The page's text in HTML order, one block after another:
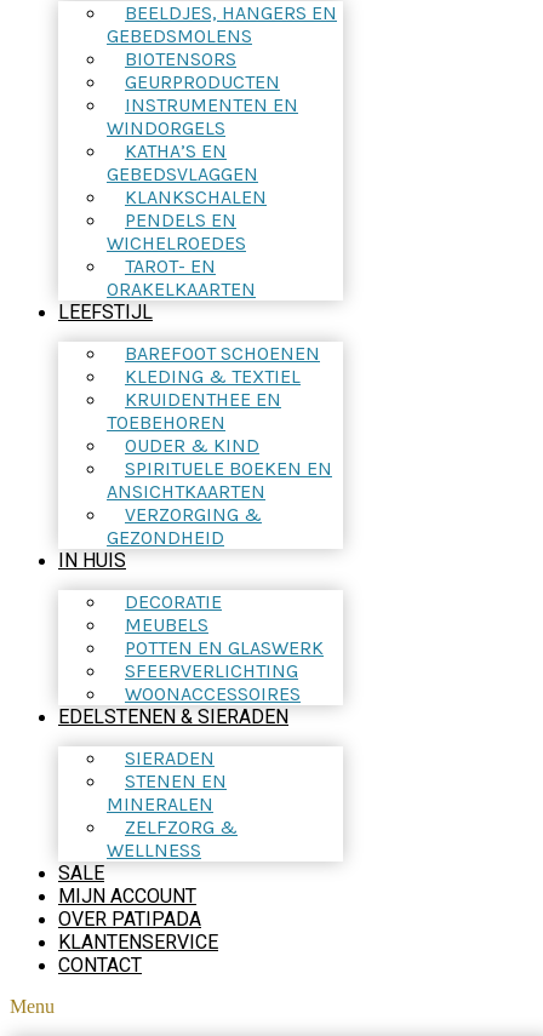
BEELDJES, HANGERS EN
GEBEDSMOLENS
BIOTENSORS
GEURPRODUCTEN
INSTRUMENTEN EN
WINDORGELS
KATHA’S EN
GEBEDSVLAGGEN
KLANKSCHALEN
PENDELS EN
WICHELROEDES
TAROT- EN
ORAKELKAARTEN
LEEFSTIJL
BAREFOOT SCHOENEN
KLEDING & TEXTIEL
KRUIDENTHEE EN
TOEBEHOREN
OUDER & KIND
SPIRITUELE BOEKEN EN
ANSICHTKAARTEN
VERZORGING &
GEZONDHEID
IN HUIS
DECORATIE
MEUBELS
POTTEN EN GLASWERK
SFEERVERLICHTING
WOONACCESSOIRES
EDELSTENEN & SIERADEN
SIERADEN
STENEN EN
MINERALEN
ZELFZORG &
WELLNESS
SALE
MIJN ACCOUNT
OVER PATIPADA
KLANTENSERVICE
CONTACT
Menu